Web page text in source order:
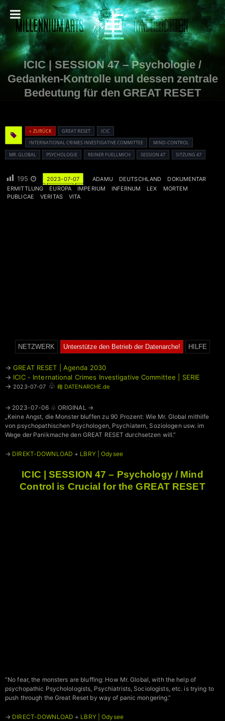
ICIC | SESSION 47 – Psychologie /
Gedanken-Kontrolle und dessen zentrale
Bedeutung für den GREAT RESET
« ZURÜCK GREAT RESET
ICIC
INTERNATIONAL CRIMES INVESTIGATIVE COMMITTEE
MIND-CONTROL
MR. GLOBAL
PSYCHOLOGIE REINER FUELLMICH SESSION 47 SITZUNG 47
195 2023-07-07 ADAMU DEUTSCHLAND
DOKUMENTAR
ERMITTLUNG
EUROPA IMPERIUM INFERNUM LEX
MORTEM
PUBLICAE
VERITAS VITA
NETZWERK Unterstütze den Betrieb der Datenarche! HILFE
→GREAT RESET | Agenda 2030
→ ICIC - International Crimes Investigative Committee | SERIE
→ 2023-07-07 ♧ 種 DATENARCHE.de
→ 2023-07-06 ♧ ORIGINAL →
„Keine Angst, die Monster bluffen zu 90 Prozent: Wie Mr. Global mithilfe
von psychopathischen Psychologen, Psychiatern, Soziologen usw. im
Wege der Panikmache den GREAT RESET durchsetzen will.”
→ DIREKT-DOWNLOAD + LBRY | Odysee
ICIC | SESSION 47 – Psychology / Mind
Control is Crucial for the GREAT RESET
“No fear, the monsters are bluffing: How Mr. Global, with the help of
psychopathic Psycholologists, Psychiatrists, Sociologists, etc. is trying to
push through the Great Reset by way of panic mongering.”
→ DIRECT-DOWNLOAD + LBRY | Odysee